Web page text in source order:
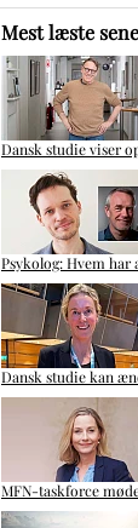
Mest læste
Dansk studie viser
Psykolog: Hvem
Dansk studie kan
MFN-taskforce